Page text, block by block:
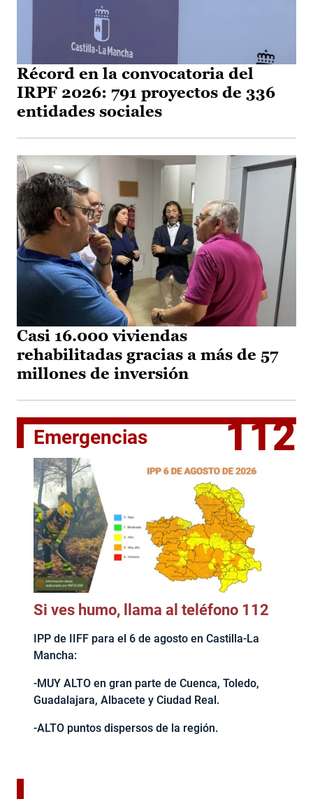
Récord en la convocatoria del
IRPF 2026: 791 proyectos de 336
entidades sociales
Casi 16.000 viviendas
rehabilitadas gracias a más de 57
millones de inversión
Emergencias 112
Si ves humo, llama al teléfono 112
IPP de IIFF para el 6 de agosto en Castilla-La
Mancha:
-MUY ALTO en gran parte de Cuenca, Toledo,
Guadalajara, Albacete y Ciudad Real.
-ALTO puntos dispersos de la región.